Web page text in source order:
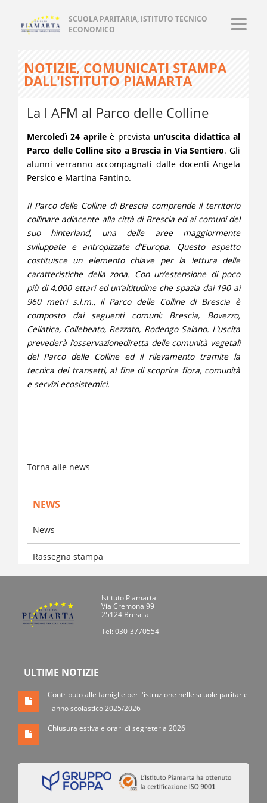
SCUOLA PARITARIA, ISTITUTO TECNICO
ECONOMICO
NOTIZIE, COMUNICATI STAMPA
DALL'ISTITUTO PIAMARTA
La I AFM al Parco delle Colline
Mercoledì 24 aprileè prevista un’uscita didattica al
Parco delle Colline sito a Brescia in Via Sentiero. Gli
alunni verranno accompagnati dalle docenti Angela
Persico e Martina Fantino.
Il Parco delle Colline di Brescia comprende il territorio
collinare adiacente alla città di Brescia ed ai comuni del
suo hinterland, una delle aree maggiormente
sviluppate e antropizzate d'Europa. Questo aspetto
costituisce un elemento chiave per la lettura delle
caratteristiche della zona. Con un’estensione di poco
più di 4.000 ettari ed un’altitudine che spazia dai 190 ai
960 metri s.l.m., il Parco delle Colline di Brescia è
composto dai seguenti comuni: Brescia, Bovezzo,
Cellatica, Collebeato, Rezzato, Rodengo Saiano. L’uscita
prevederà l’osservazionediretta delle comunità vegetali
del Parco delle Colline ed il rilevamento tramite la
tecnica dei transetti, al fine di scoprire flora, comunità
e servizi ecosistemici.
Torna alle news
NEWS
News
Rassegna stampa
Istituto Piamarta
Via Cremona 99
25124 Brescia
Tel: 030-3770554
ULTIME NOTIZIE
Contributo alle famiglie per l'istruzione nelle scuole paritarie
- anno scolastico 2025/2026
Chiusura estiva e orari di segreteria 2026